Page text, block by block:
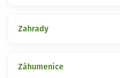
Zahrady
Záhumenice